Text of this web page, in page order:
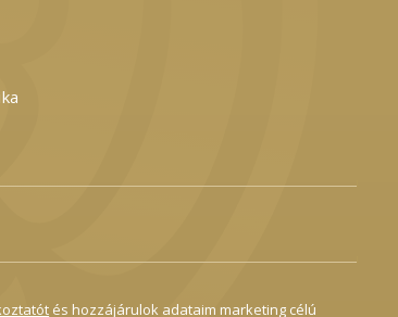
és hozzájárulok adataim marketing célú